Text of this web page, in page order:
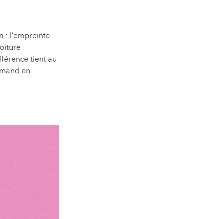
: l’empreinte
tient au
en